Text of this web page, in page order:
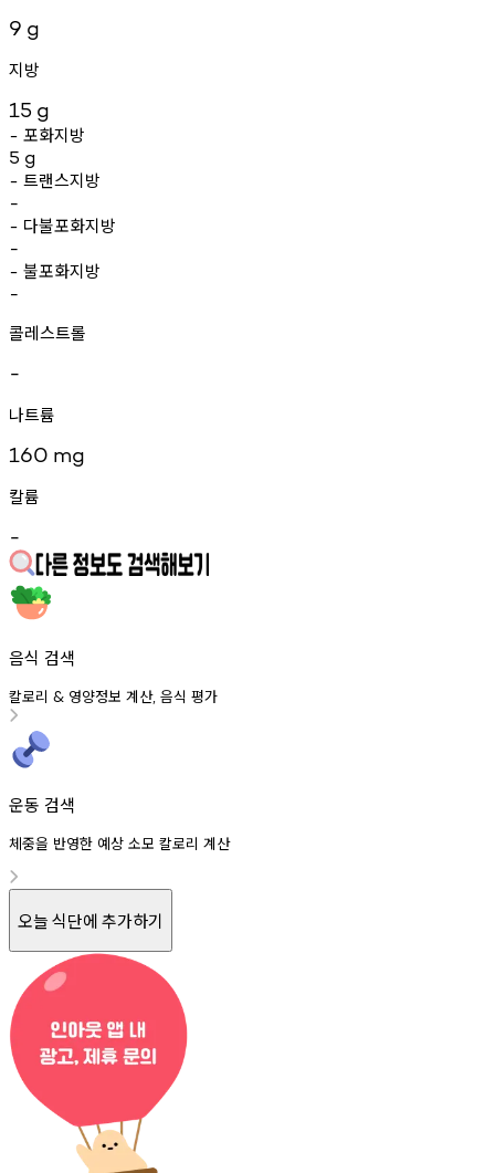
9 g
지방
15 g
- 포화지방
5 g
- 트랜스지방
-
- 다불포화지방
-
- 불포화지방
-
콜레스트롤
-
나트륨
160 mg
칼륨
-
음식 검색
칼로리 & 영양정보 계산, 음식 평가
운동 검색
체중을 반영한 예상 소모 칼로리 계산
오늘 식단에 추가하기